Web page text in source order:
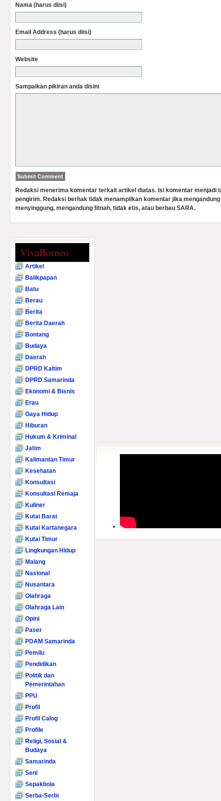
Nama (harus diisi)
Email Address (harus diisi)
Website
Sampaikan pikiran anda disini
Redaksi menerima komentar terkait artikel diatas. Isi komentar menjadi
pengirim. Redaksi berhak tidak menampilkan komentar jika
menyinggung, mengandung fitnah, tidak etis, atau berbau SARA.
VivaBorneo
Artikel
Balikpapan
Batu
Berau
Berita
Berita Daerah
Bontang
Budaya
Daerah
DPRD Kaltim
DPRD Samarinda
Ekonomi & Bisnis
Erau
Gaya Hidup
Hiburan
Hukum & Kriminal
Jatim
Kalimantan Timur
Kesehatan
Konsultasi
Konsultasi Remaja
Kuliner
Kutai Barat
Kutai Kartanegara
Kutai Timur
Lingkungan Hidup
Malang
Nasional
Nusantara
Olahraga
Olahraga Lain
Opini
Paser
PDAM Samarinda
Pemilu
Pendidikan
Politik dan
Pemerintahan
PPU
Profil
Profil Calog
Profile
Religi, Sosial &
Budaya
Samarinda
Seni
Sepakbola
Serba-Serbi